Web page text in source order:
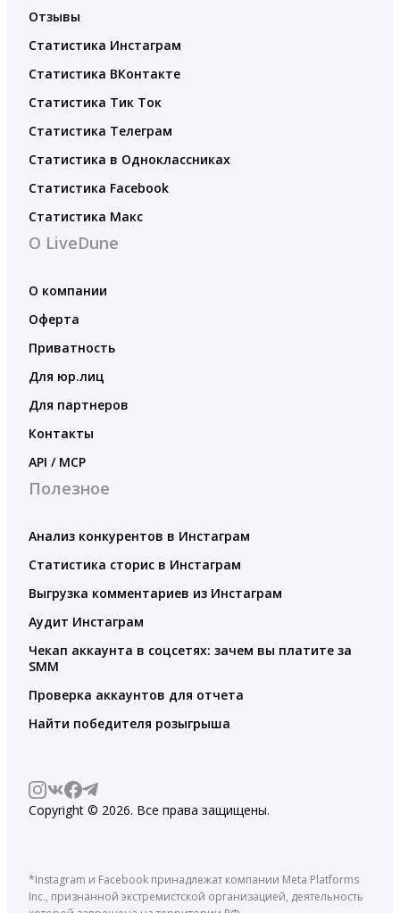
Отзывы
Статистика Инстаграм
Статистика ВКонтакте
Статистика Тик Ток
Статистика Телеграм
Статистика в Одноклассниках
Статистика Facebook
Статистика Макс
О LiveDune
О компании
Оферта
Приватность
Для юр.лиц
Для партнеров
Контакты
API / MCP
Полезное
Анализ конкурентов в Инстаграм
Статистика сторис в Инстаграм
Выгрузка комментариев из Инстаграм
Аудит Инстаграм
Чекап аккаунта в соцсетях: зачем вы платите за
SMM
Проверка аккаунтов для отчета
Найти победителя розыгрыша
Copyright © 2026. Все права защищены.
*Instagram и Facebook принадлежат компании Meta Platforms
Inc., признанной экстремистской организацией, деятельность